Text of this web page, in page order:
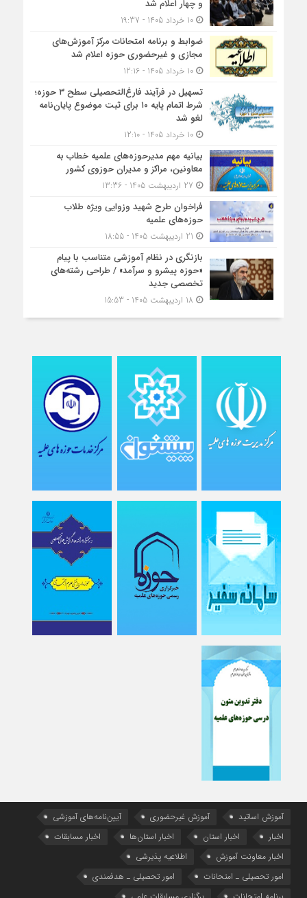
و چهار اعلام شد
10 خرداد 1405 - 19:37
ضوابط و برنامه امتحانات مرکز آموزش‌های
مجازی و غیرحضوری حوزه اعلام شد
10 خرداد 1405 - 12:16
تسهیل در فرآیند فارغ‌التحصیلی سطح ۳ حوزه؛
شرط اتمام پایه ۱۰ برای ثبت موضوع پایان‌نامه
لغو شد
10 خرداد 1405 - 12:10
بیانیه مهم مدیرحوزه‌های علمیه خطاب به
معاونین، مراکز و مدیران حوزوی کشور
فراخوان طرح شهید وزوایی ویژه طلاب
حوزه‌های علمیه
بازنگری در نظام آموزشی متناسب با پیام
«حوزه پیشرو و سرآمد» / طراحی رشته‌های
تخصصی جدید
آموزش اساتید آموزش غیرحضوری
آیین‌نامه‌های آموزشی
اخبار
اخبار استان اخبار استان‌ها
اخبار مسابقات
اخبار معاونت آموزش
اطلاعیه پذیرشی
امور تحصیلی ـ امتحانات
امور تحصیلی ـ هدفمندی